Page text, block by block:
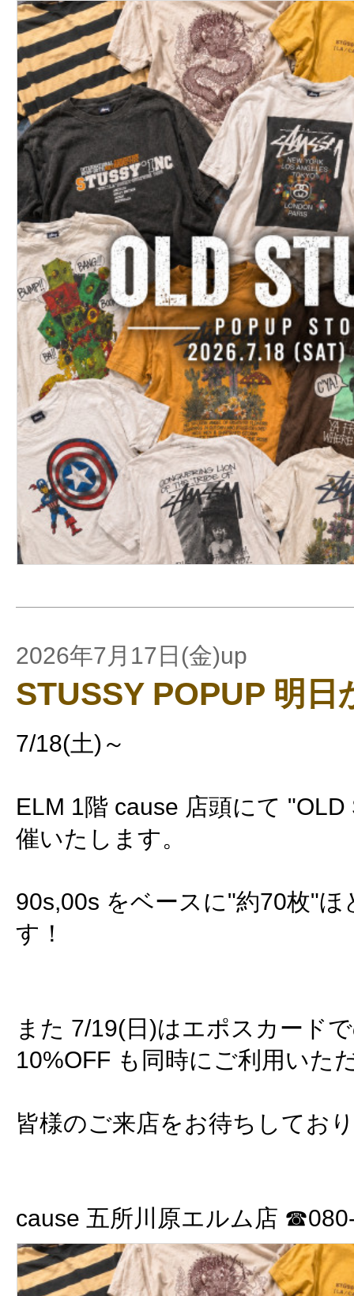
2026年7月17日(金)up
STUSSY POPUP 明日
7/18(土)～
ELM 1階 cause 店頭にて
催いたします。
90s,00s をベースに"約70枚"ほ
す！
また 7/19(日)はエポスカード
10%OFF も同時にご利用いた
皆様のご来店をお待ちしてお
cause 五所川原エルム店